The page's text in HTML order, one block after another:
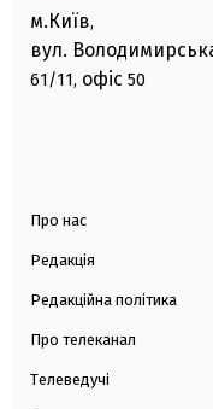
м.Київ,
вул.
61/11, офіс 50
Про нас
Редакція
Редакційна політика
Про телеканал
Телеведучі